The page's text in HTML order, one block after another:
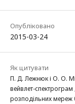
Опубліковано
2015-03-24
Як цитувати
П. Д. Лежнюк і О. О.
вейвлет-
розподільних мереж